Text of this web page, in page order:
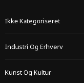
Ikke Kategoriseret
Industri Og Erhverv
Kunst Og Kultur